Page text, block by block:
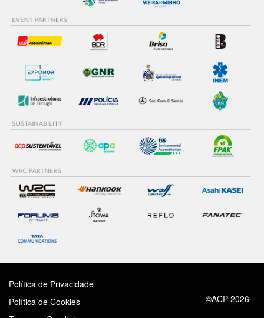
Política de Privacidade
Política de Cookies
©ACP 2026